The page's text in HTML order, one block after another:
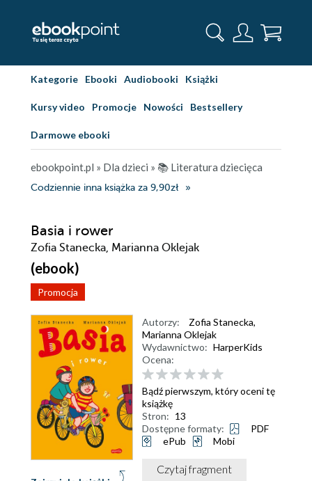
Kategorie Ebooki Audiobooki Książki
Kursy video Promocje Nowości Bestsellery
Darmowe ebooki
ebookpoint.pl » Dla dzieci » 📚 Literatura dziecięca
Codziennie inna książka za 9,90zł
Basia i rower
Zofia Stanecka, Marianna Oklejak
(ebook)
Promocja
Autorzy: Zofia Stanecka,
Marianna Oklejak
Wydawnictwo: HarperKids
Ocena:
Bądź pierwszym, który oceni tę
książkę
Stron: 13
Dostępne formaty:
PDF
ePub
Mobi
Czytaj fragment